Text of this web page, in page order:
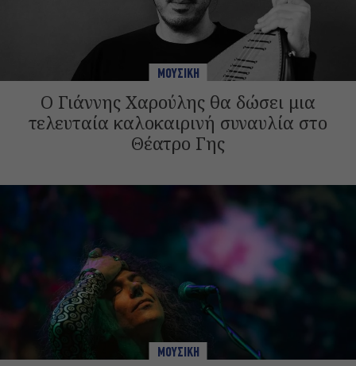
ΜΟΥΣΙΚΗ
Ο Γιάννης Χαρούλης θα δώσει μια
τελευταία καλοκαιρινή συναυλία στο
Θέατρο Γης
ΜΟΥΣΙΚΗ